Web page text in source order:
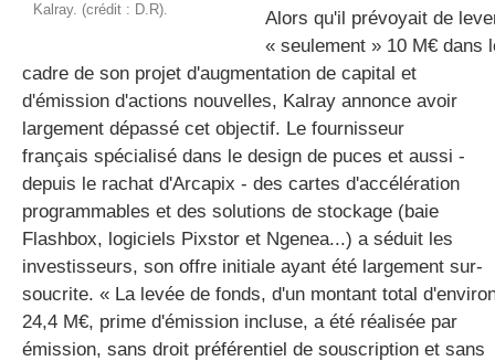
Kalray. (crédit : D.R).
Alors qu'il prévoyait de
« seulement » 10 M€ dans
cadre de son projet d'augmentation de capital et
d'émission d'actions nouvelles, Kalray annonce avoir
largement dépassé cet objectif. Le fournisseur
français spécialisé dans le design de puces et aussi -
depuis le rachat d'Arcapix - des cartes d'accélération
programmables et des solutions de stockage (baie
Flashbox, logiciels Pixstor et Ngenea...) a séduit les
investisseurs, son offre initiale ayant été largement sur-
soucrite. « La levée de fonds, d'un montant total
24,4 M€, prime d'émission incluse, a été réalisée par
émission, sans droit préférentiel de souscription et sans